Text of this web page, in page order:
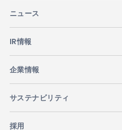
ニュース
IR情報
企業情報
サステナビリティ
採用